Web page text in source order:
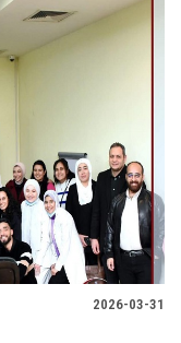
2026-03-31